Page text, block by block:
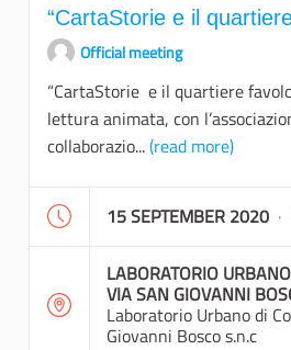
“CartaStorie e il
Official meeting
“CartaStorie e il quartiere
lettura animata, con
collaborazio...(read more)
15 SEPTEMBER 2020
LABORATORIO
VIA SAN GIOVANNI
Laboratorio Urbano di
Giovanni Bosco s.n.c